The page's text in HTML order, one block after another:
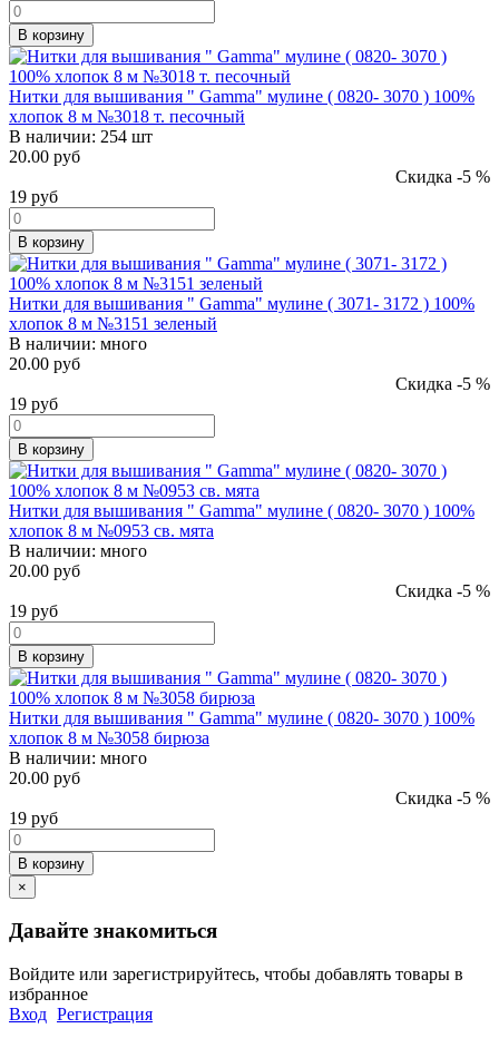
В корзину
Нитки для вышивания " Gamma" мулине ( 0820- 3070 ) 100%
хлопок 8 м №3018 т. песочный
В наличии: 254 шт
20.00 руб
Скидка -5 %
19 руб
В корзину
Нитки для вышивания " Gamma" мулине ( 3071- 3172 ) 100%
хлопок 8 м №3151 зеленый
В наличии: много
20.00 руб
Скидка -5 %
19 руб
В корзину
Нитки для вышивания " Gamma" мулине ( 0820- 3070 ) 100%
хлопок 8 м №0953 св. мята
В наличии: много
20.00 руб
Скидка -5 %
19 руб
В корзину
Нитки для вышивания " Gamma" мулине ( 0820- 3070 ) 100%
хлопок 8 м №3058 бирюза
В наличии: много
20.00 руб
Скидка -5 %
19 руб
В корзину
×
Давайте знакомиться
Войдите или зарегистрируйтесь, чтобы добавлять товары в
избранное
Вход Регистрация